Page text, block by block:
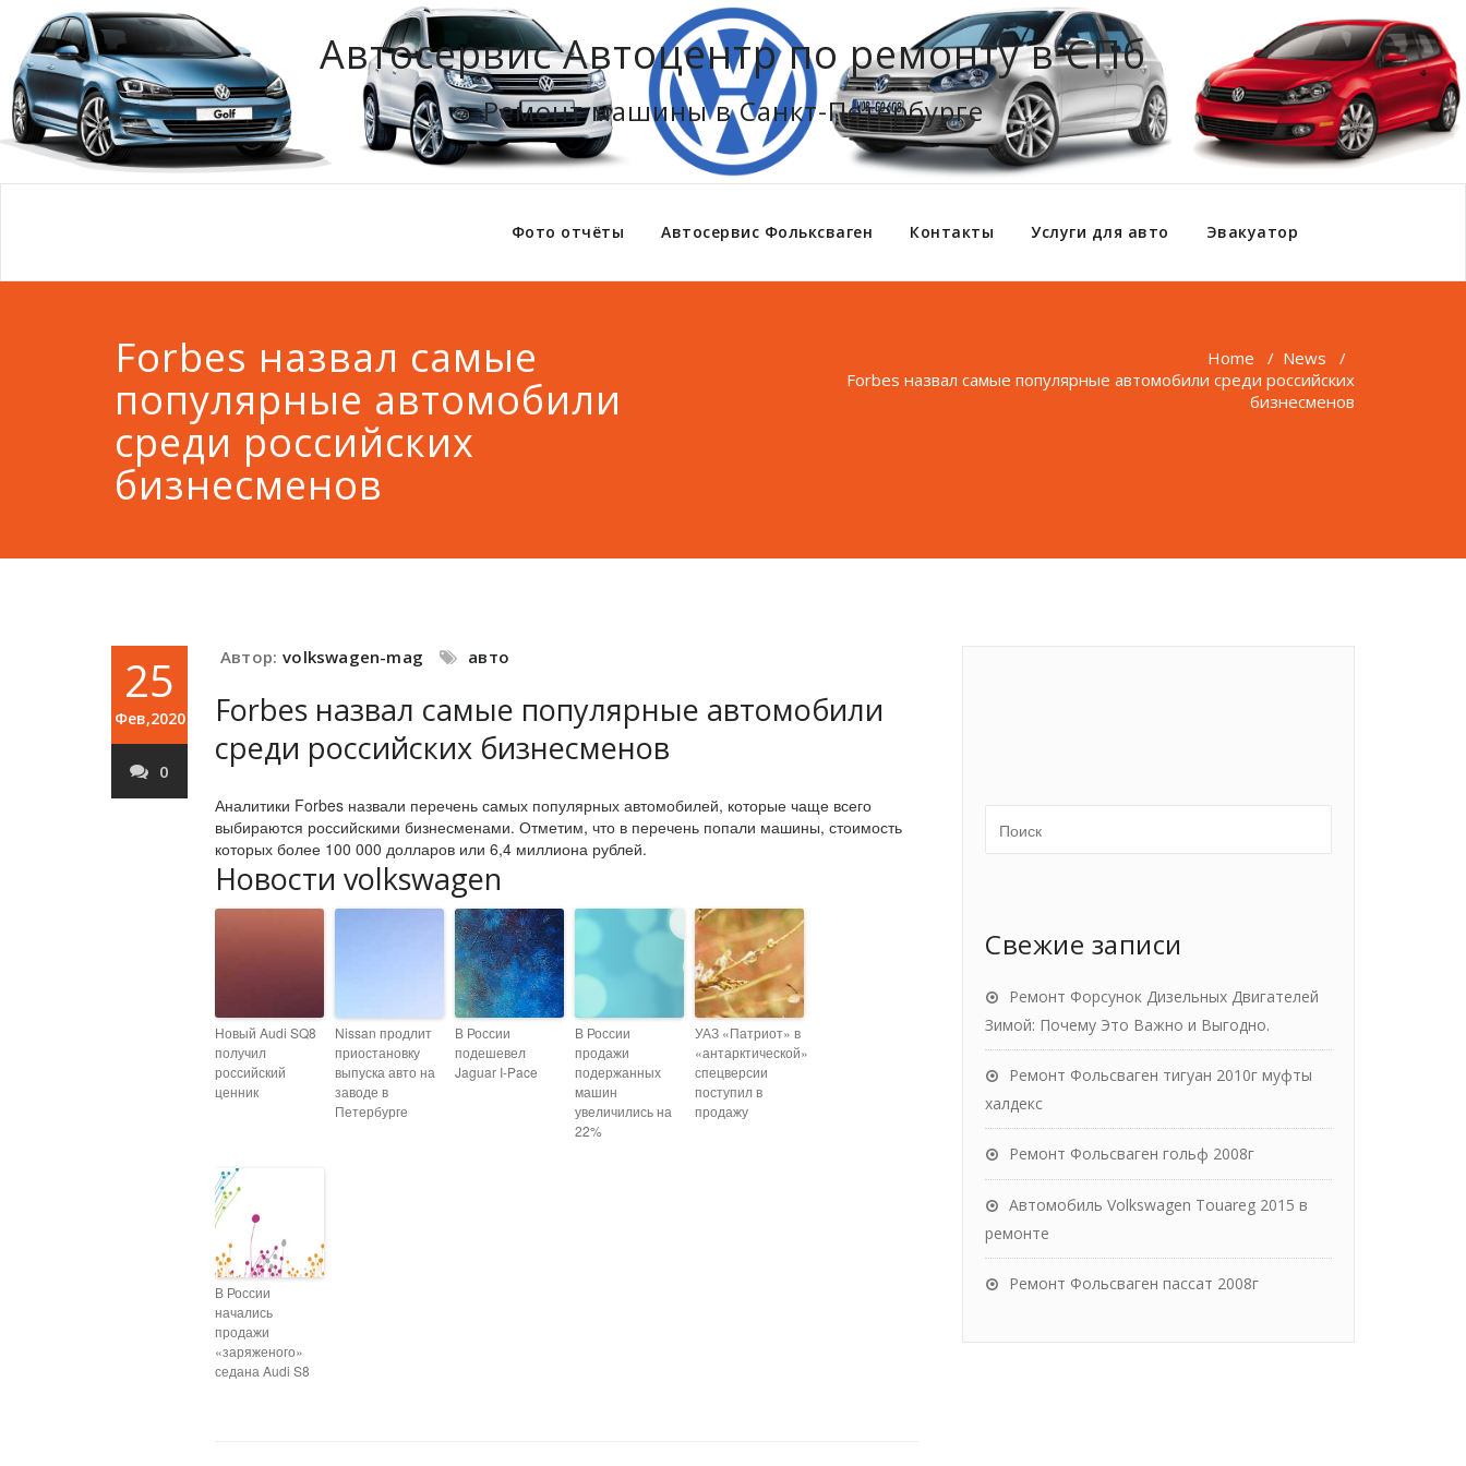
Автосервис Автоцентр по ремонту в СПб
Ремонт машины в Санкт-Петербурге
Фото отчёты Автосервис Фольксваген Контакты Услуги для авто Эвакуатор
Forbes назвал самые
популярные автомобили
среди российских
бизнесменов
Home / News /
Forbes назвал самые популярные автомобили среди российских
бизнесменов
25
Фев,2020
0
Автор: volkswagen-mag авто
Forbes назвал самые популярные автомобили
среди российских бизнесменов
Аналитики Forbes назвали перечень самых популярных автомобилей, которые чаще всего
выбираются российскими бизнесменами. Отметим, что в перечень попали машины, стоимость
которых более 100 000 долларов или 6,4 миллиона рублей.
Новости volkswagen
Новый Audi SQ8
получил
российский
ценник
Nissan продлит
приостановку
выпуска авто на
заводе в
Петербурге
В России
подешевел
Jaguar I-Pace
В России
продажи
подержанных
машин
увеличились на
22%
УАЗ «Патриот» в
«антарктической»
спецверсии
поступил в
продажу
В России
начались
продажи
«заряженого»
седана Audi S8
Свежие записи
Ремонт Форсунок Дизельных Двигателей
Зимой: Почему Это Важно и Выгодно.
Ремонт Фольсваген тигуан 2010г муфты
халдекс
Ремонт Фольсваген гольф 2008г
Автомобиль Volkswagen Touareg 2015 в
ремонте
Ремонт Фольсваген пассат 2008г